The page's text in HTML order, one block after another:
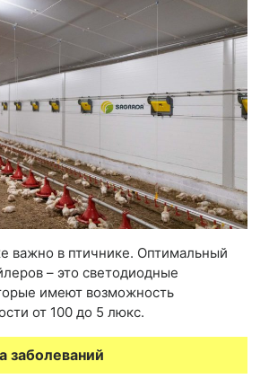
важно в птичнике. Оптимальный
– это светодиодные
имеют возможность
от 100 до 5 люкс.
заболеваний